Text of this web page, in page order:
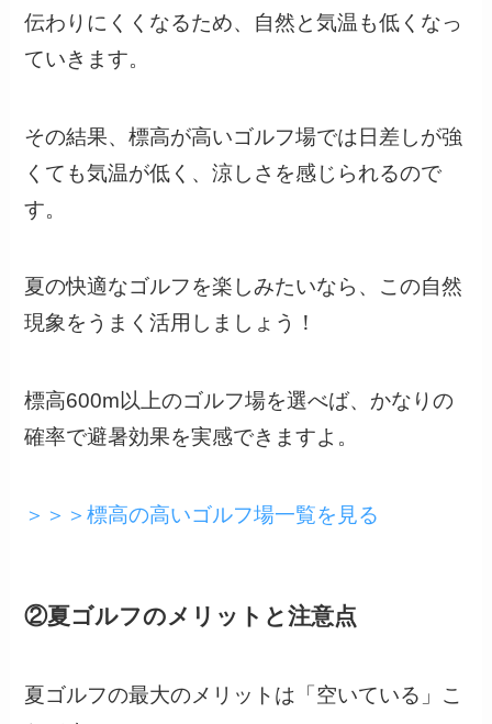
伝わりにくくなるため、自然と気温も低くなっ
ていきます。
その結果、標高が高いゴルフ場では日差しが強
くても気温が低く、涼しさを感じられるので
す。
夏の快適なゴルフを楽しみたいなら、この自然
現象をうまく活用しましょう！
標高600m以上のゴルフ場を選べば、かなりの
確率で避暑効果を実感できますよ。
＞＞＞標高の高いゴルフ場一覧を見る
②夏ゴルフのメリットと注意点
夏ゴルフの最大のメリットは「空いている」こ